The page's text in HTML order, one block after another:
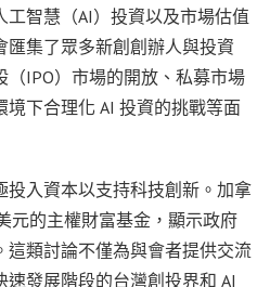
智慧（AI）投資以及市場估值
集了眾多新創創辦人與投資
IPO）市場的開放、私募市場
下合理化 AI 投資的挑戰等面
投入資本以支持科技創新。加拿
元的主權財富基金，顯示政府
類討論不僅為與會者提供交流
發展階段的台灣創投界和 AI